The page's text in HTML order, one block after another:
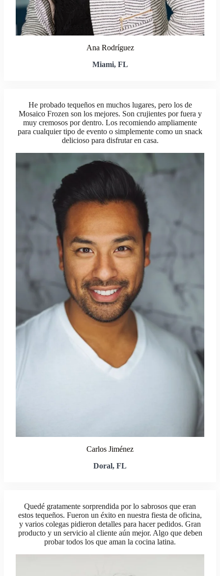
Ana Rodríguez
Miami, FL
He probado tequeños en muchos lugares, pero los de
Mosaico Frozen son los mejores. Son crujientes por fuera y
muy cremosos por dentro. Los recomiendo ampliamente
para cualquier tipo de evento o simplemente como un snack
delicioso para disfrutar en casa.
Carlos Jiménez
Doral, FL
Quedé gratamente sorprendida por lo sabrosos que eran
estos tequeños. Fueron un éxito en nuestra fiesta de oficina,
y varios colegas pidieron detalles para hacer pedidos. Gran
producto y un servicio al cliente aún mejor. Algo que deben
probar todos los que aman la cocina latina.